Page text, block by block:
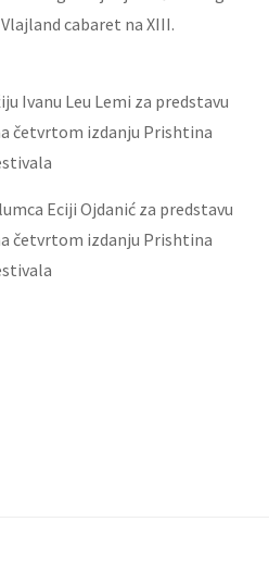
cabaret na XIII.
Ivanu Leu Lemi za predstavu
četvrtom izdanju Prishtina
Eciji Ojdanić za predstavu
četvrtom izdanju Prishtina